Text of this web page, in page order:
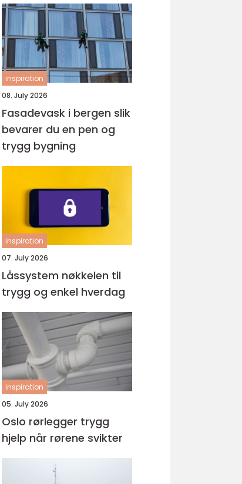
inspiration
08. July 2026
Fasadevask i bergen slik
bevarer du en pen og
trygg bygning
inspiration
07. July 2026
Låssystem nøkkelen til
trygg og enkel hverdag
inspiration
05. July 2026
Oslo rørlegger trygg
hjelp når rørene svikter